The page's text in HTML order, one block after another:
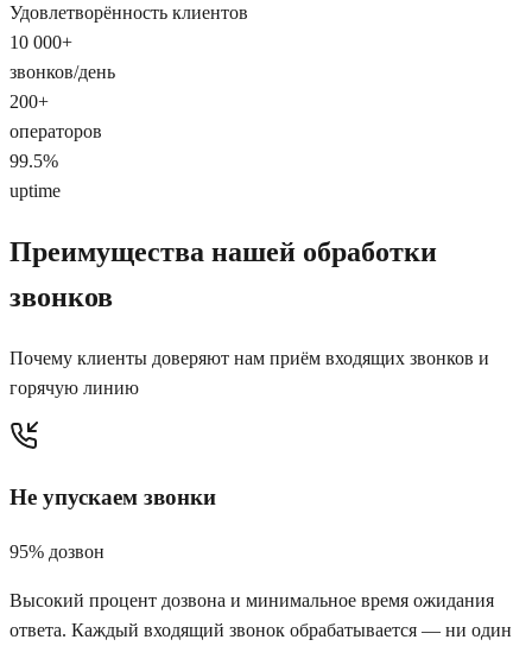
Удовлетворённость клиентов
10 000+
звонков/день
200+
операторов
99.5%
uptime
Преимущества нашей обработки
звонков
Почему клиенты доверяют нам приём входящих звонков и
горячую линию
Не упускаем звонки
95% дозвон
Высокий процент дозвона и минимальное время ожидания
ответа. Каждый входящий звонок обрабатывается — ни один